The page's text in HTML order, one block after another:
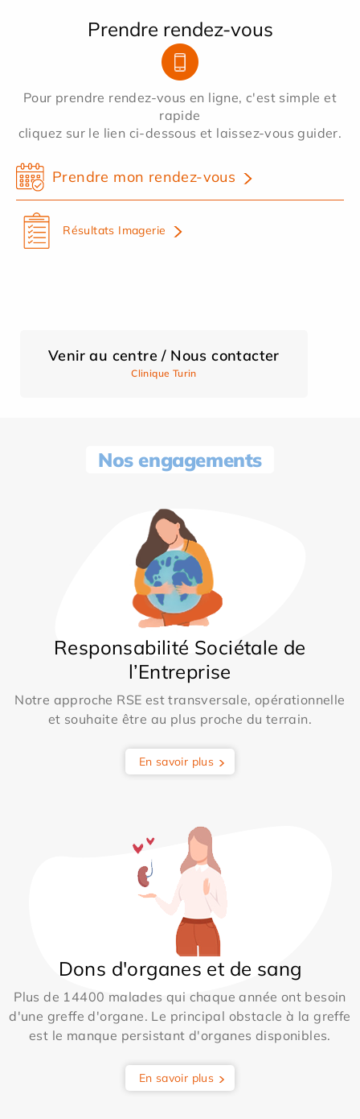
Prendre rendez-vous
Pour prendre rendez-vous en ligne, c'est simple et
rapide
cliquez sur le lien ci-dessous et laissez-vous guider.
Prendre mon rendez-vous
Résultats Imagerie
Venir au centre / Nous contacter
Clinique Turin
Nos engagements
Responsabilité Sociétale de
l’Entreprise
Notre approche RSE est transversale, opérationnelle
et souhaite être au plus proche du terrain.
En savoir plus
Dons d'organes et de sang
Plus de 14400 malades qui chaque année ont besoin
d'une greffe d'organe. Le principal obstacle à la greffe
est le manque persistant d'organes disponibles.
En savoir plus